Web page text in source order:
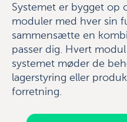
Systemet er bygget op
moduler med hver sin
sammensætte en
passer dig. Hvert
systemet møder de
lagerstyring eller
forretning.